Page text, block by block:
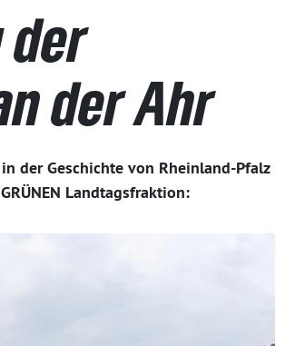
der
der Ahr
der Geschichte von Rheinland-Pfalz
Landtagsfraktion: